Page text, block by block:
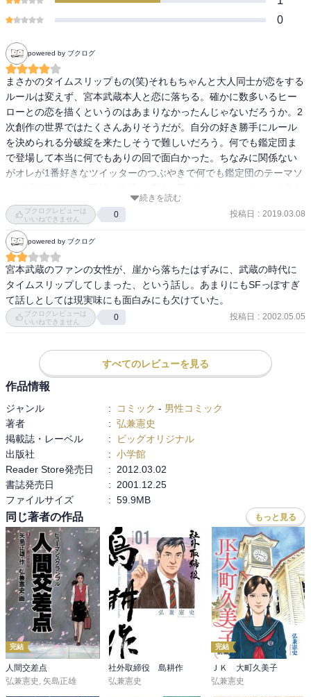
0
powered by ブクログ
まさかのタイムスリップもの(笑)それもちゃんと大人同士が恋をする
ルールは変えず、宮本武蔵本人と恋に落ちる。確かに数多いるヒー
ローとの恋を描くというのはあまりなかったんじゃないだろうか。2
次創作の世界ではたくさんありそうだが。自分の好き勝手にルール
を決められる分破綻を来たしそうで難しいだろう。何でも鑑定団ま
で登場して本当に何でもありの回で面白かった。ちなみに関係ない
がオレが1番好きなツイッターのつぶやきで何でも鑑定団のテーマソ
下ろした曲というのが1番好きだ。創作もこれくらいの遊び心があっ
て良いと思う。
続きを読む
ブクログレビューは
いいねできません
0 投稿日 : 2019.03.08
powered by ブクログ
宮本武蔵のファンの女性が、崖から落ちたはずみに、武蔵の時代に
タイムスリップしてしまった、という話し。あまりにもSFっぽすぎ
て話しとしては現実味にも面白みにも欠けていた。
ブクログレビューは
いいねできません
0 投稿日 : 2002.05.05
すべてのレビューを見る
作品情報
ジャンル : コミック - 男性コミック
著者
: 弘兼憲史
掲載誌・レーベル
:
ビッグオリジナル
出版社
: 小学館
Reader Store発売日
:
2012.03.02
書誌発売日
:
2001.12.25
ファイルサイズ
: 59.9MB
同じ著者の作品 もっと見る
完結
人間交差点
弘兼憲史 , 矢島正雄
社外取締役 島耕作
弘兼憲史
完結
ＪＫ 大町久美子
弘兼憲史